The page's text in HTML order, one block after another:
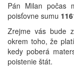
Pán Milan počas
poisťovne sumu
Zrejme vás bude
okrem toho, že
kedy poberá
poistenie štát.